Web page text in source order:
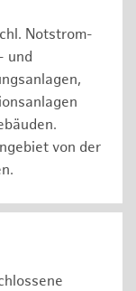
Notstrom-
und
von der